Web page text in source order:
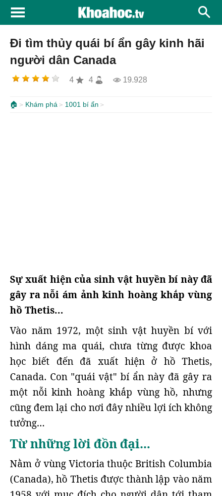
Đi tìm thủy quái bí ẩn gây kinh hãi
người dân Canada
4 4 19.928
🏠 Khám phá 1001 bí ẩn
Sự xuất hiện của sinh vật huyền bí này đã
gây ra nỗi ám ảnh kinh hoàng khắp vùng
hồ Thetis...
Vào năm 1972, một sinh vật huyền bí với
hình dáng ma quái, chưa từng được khoa
học biết đến đã xuất hiện ở hồ Thetis,
Canada. Con "quái vật" bí ẩn này đã gây ra
một nỗi kinh hoàng khắp vùng hồ, nhưng
cũng đem lại cho nơi đây nhiều lợi ích không
tưởng…
Từ những lời đồn đại...
Nằm ở vùng Victoria thuộc British Columbia
(Canada), hồ Thetis được thành lập vào năm